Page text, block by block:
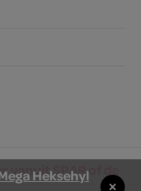
SPAR of de
Heksehyl